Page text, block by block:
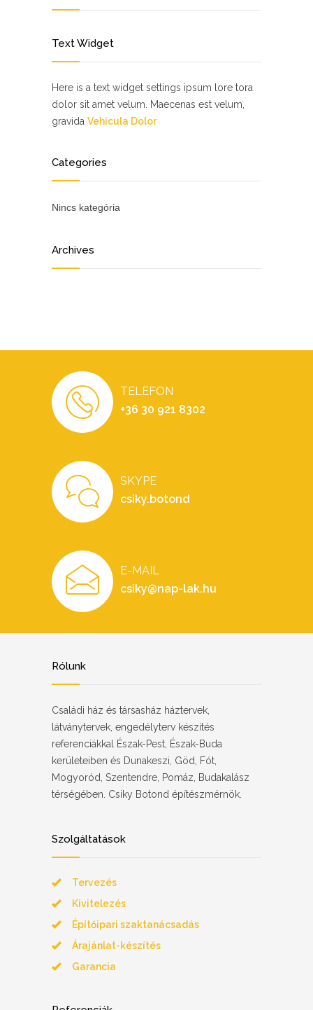
Text Widget
Here is a text widget settings ipsum lore tora
dolor sit amet velum. Maecenas est velum,
gravida Vehicula Dolor
Categories
Nincs kategória
Archives
TELEFON
+36 30 921 8302
SKYPE
csiky.botond
E-MAIL
csiky@nap-lak.hu
Rólunk
Családi ház és társasház háztervek,
látványtervek, engedélyterv készítés
referenciákkal Észak-Pest, Észak-Buda
kerületeiben és Dunakeszi, Göd, Fót,
Mogyoród, Szentendre, Pomáz, Budakalász
térségében. Csiky Botond építészmérnök.
Szolgáltatások
Tervezés
Kivitelezés
Építőipari szaktanácsadás
Árajánlat-készítés
Garancia